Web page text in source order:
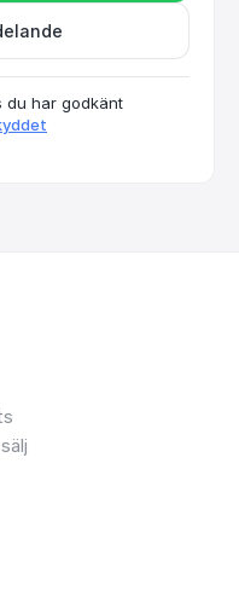
du har godkänt